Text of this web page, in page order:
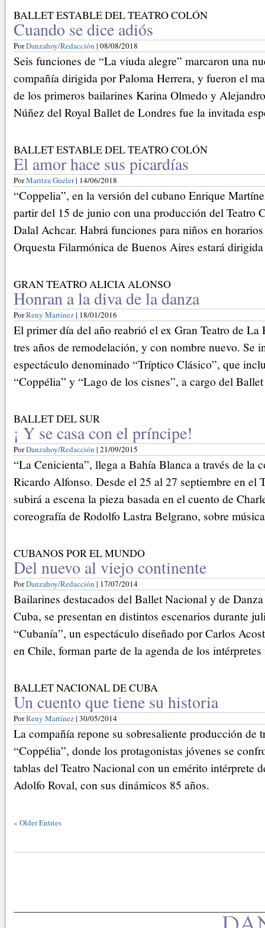
BALLET ESTABLE DEL TEATRO COLÓN
Cuando se dice adiós
PorDanzahoy/Redacción | 08/08/2018
Seis funciones de “La viuda alegre” marcaron una
compañía dirigida por Paloma Herrera, y fueron el
de los primeros bailarines Karina Olmedo y
Núñez del Royal Ballet de Londres fue la invitada
BALLET ESTABLE DEL TEATRO COLÓN
El amor hace sus picardías
PorMaritza Gueler| 14/06/2018
“Coppelia”, en la versión del cubano Enrique
partir del 15 de junio con una producción del Teatro
Dalal Achcar. Habrá funciones para niños en
Orquesta Filarmónica de Buenos Aires estará
GRAN TEATRO ALICIA ALONSO
Honran a la diva de la danza
PorReny Martínez| 18/01/2016
El primer día del año reabrió el ex Gran Teatro de La
tres años de remodelación, y con nombre nuevo. Se
espectáculo denominado “Tríptico Clásico”, que
“Coppélia” y “Lago de los cisnes”, a cargo del
BALLET DEL SUR
¡ Y se casa con el príncipe!
PorDanzahoy/Redacción | 21/09/2015
“La Cenicienta”, llega a Bahía Blanca a través de la
Ricardo Alfonso. Desde el 25 al 27 septiembre en el
subirá a escena la pieza basada en el cuento de
coreografía de Rodolfo Lastra Belgrano, sobre
CUBANOS POR EL MUNDO
Del nuevo al viejo continente
PorDanzahoy/Redacción | 17/07/2014
Bailarines destacados del Ballet Nacional y de
Cuba, se presentan en distintos escenarios durante
“Cubanía”, un espectáculo diseñado por Carlos
en Chile, forman parte de la agenda de los
BALLET NACIONAL DE CUBA
Un cuento que tiene su historia
PorReny Martínez| 30/05/2014
La compañía repone su sobresaliente producción de
“Coppélia”, donde los protagonistas jóvenes se
tablas del Teatro Nacional con un emérito intérprete
Adolfo Roval, con sus dinámicos 85 años.
« Older Entries